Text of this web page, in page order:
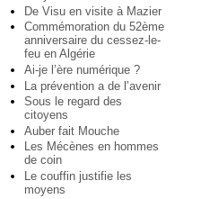
De Visu en visite à Mazier
Commémoration du 52ème
anniversaire du cessez-le-
feu en Algérie
Ai-je l’ère numérique ?
La prévention a de l’avenir
Sous le regard des
citoyens
Auber fait Mouche
Les Mécènes en hommes
de coin
Le couffin justifie les
moyens